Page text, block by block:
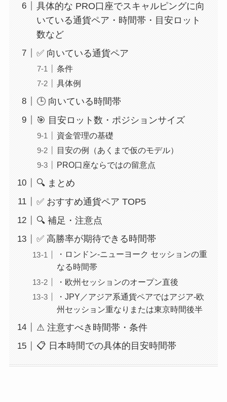
具体的な PRO口座でスキャルピングに向
いている通貨ペア・時間帯・目安ロット
数など
✅ 向いている通貨ペア
条件
具体例
🕒 向いている時間帯
🎯 目安ロット数・ポジションサイズ
資金管理の基礎
目安の例（あくまで仮のモデル）
PRO口座ならではの留意点
🔍 まとめ
✅ おすすめ通貨ペア TOP5
🔍 補足・注意点
✅ 高勝率が期待できる時間帯
・ロンドン-ニューヨーク セッションの重
なる時間帯
・欧州セッションのオープン直後
・JPY／アジア系通貨ペアではアジア-欧
州セッション重なりまたは東京時間後半
⚠ 注意すべき時間帯・条件
📋 日本時間での具体的目安時間帯